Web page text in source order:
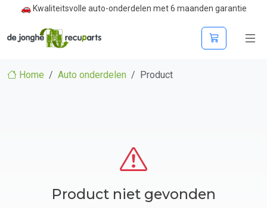
🚗 Kwaliteitsvolle auto-onderdelen met 6 maanden garantie
Home Auto onderdelen Product
Product niet gevonden